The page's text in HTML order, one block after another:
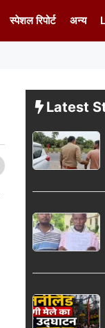
स्पेशल रिपोर्ट अन्य
Latest